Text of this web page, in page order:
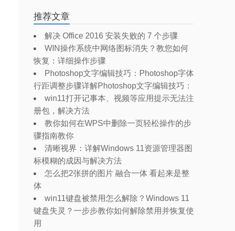
推荐文章
解决 Office 2016 安装失败的 7 个步骤
WIN操作系统中网络图标消失？教您如何
恢复：详细操作步骤
Photoshop文字编辑技巧：Photoshop字体
行距调整步骤详解Photoshop文字编辑技巧：
win11打开记事本、视频等应用提示无法注
册包，解决方法
教你如何在WPS中删除一页轻松操作的步
骤指南教你
清晰视界：详解Windows 11资源管理器图
标模糊的成因与解决方法
怎么把2张拼的图片 融合一体 看起来是整
体
win11键盘被禁用怎么解除？Windows 11
键盘失灵？一步步教你如何解除禁用并恢复使
用